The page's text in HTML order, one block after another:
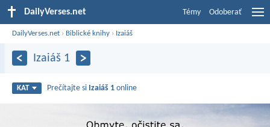
DailyVerses.net Témy Odoberať
DailyVerses.net › Biblické knihy › Izaiáš
Izaiáš 1
KAT Prečítajte si Izaiáš 1 online